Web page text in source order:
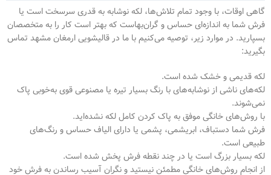
گاهی اوقات، با وجود تمام تلاش‌ها، لکه نوشابه به قدری سرسخت است یا
فرش شما به اندازه‌ای حساس و گران‌بهاست که بهتر است کار را به متخصصان
بسپارید. در موارد زیر، توصیه می‌کنیم با ما در قالیشویی ارمغان مشهد تماس
بگیرید:
لکه قدیمی و خشک شده است.
لکه‌های ناشی از نوشابه‌های با رنگ بسیار تیره یا مصنوعی قوی به‌خوبی پاک
نمی‌شوند.
با روش‌های خانگی موفق به پاک کردن کامل لکه نشده‌اید.
فرش شما دستباف، ابریشمی، پشمی یا دارای الیاف حساس و رنگ‌های
طبیعی است.
لکه بسیار بزرگ است یا در چند نقطه فرش پخش شده است.
از انجام روش‌های خانگی مطمئن نیستید و نگران آسیب رساندن به فرش خود